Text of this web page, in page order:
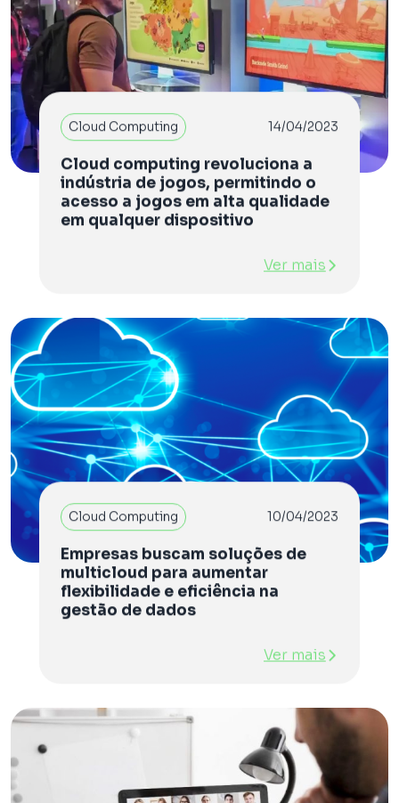
Cloud Computing 14/04/2023
Cloud computing revoluciona a
indústria de jogos, permitindo o
acesso a jogos em alta qualidade
em qualquer dispositivo
Ver mais
Cloud Computing 10/04/2023
Empresas buscam soluções de
multicloud para aumentar
flexibilidade e eficiência na
gestão de dados
Ver mais